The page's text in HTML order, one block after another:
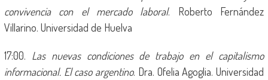
convivencia con el mercado laboral. Roberto Fernández
Villarino. Universidad de Huelva
17:00. Las nuevas condiciones de trabajo en el capitalismo
informacional. El caso argentino. Dra. Ofelia Agoglia. Universidad